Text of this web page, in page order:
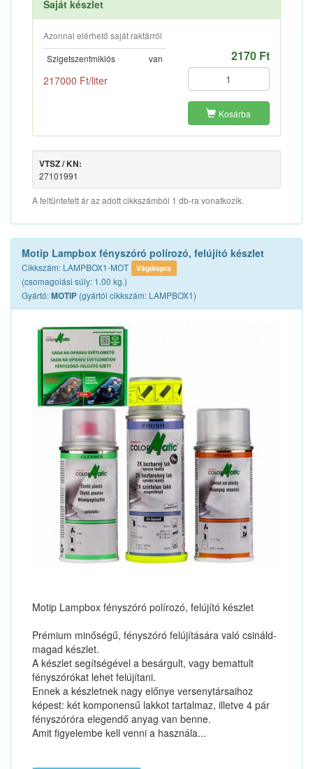
Saját készlet
Azonnal elérhető saját raktárról
Szigetszentmiklós
van
217000 Ft/liter
2170 Ft
Kosárba
VTSZ / KN:
27101991
A feltüntetett ár az adott cikkszámból 1 db-ra vonatkozik.
Motip Lampbox fényszóró polírozó, felújító készlet
Cikkszám: LAMPBOX1-MOT Vágólapra
(csomagolási súly: 1.00 kg.)
Gyártó:MOTIP (gyártói cikkszám: LAMPBOX1)
Motip Lampbox fényszóró polírozó, felújító készlet
Prémium minőségű, fényszóró felújítására való csináld-
magad készlet.
A készlet segítségével a besárgult, vagy bemattult
fényszórókat lehet felújítani.
Ennek a készletnek nagy előnye versenytársaihoz
képest: két komponensű lakkot tartalmaz, illetve 4 pár
fényszóróra elegendő anyag van benne.
Amit figyelembe kell venni a használa...